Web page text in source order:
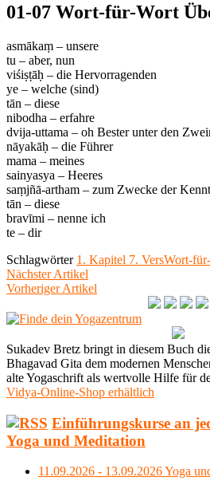
01-07 Wort-für-Wort
asmākaṃ – unsere
tu – aber, nun
viśiṣṭāḥ – die Hervorragenden
ye – welche (sind)
tān – diese
nibodha – erfahre
dvija-uttama – oh Bester unter den
nāyakāḥ – die Führer
mama – meines
sainyasya – Heeres
saṃjñā-artham – zum Zwecke der
tān – diese
bravīmi – nenne ich
te – dir
Schlagwörter 1. Kapitel 7. VersWort-
Nächster Artikel
Vorheriger Artikel
Sukadev Bretz bringt in diesem Buch
Bhagavad Gita dem modernen
alte Yogaschrift als wertvolle Hilfe für
Vidya-Online-Shop erhältlich
Einführungskurse an
Yoga und Meditation
11.09.2026 - 13.09.2026 Yoga